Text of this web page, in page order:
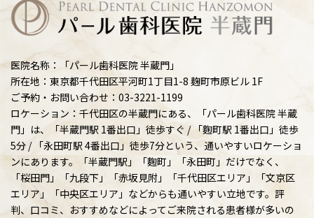
医院名称：「パール歯科医院 半蔵門」
所在地：東京都千代田区平河町1丁目1-8 麹町市原ビル 1F
ご予約・お問い合わせ：03-3221-1199
ロケーション：千代田区の半蔵門にある、「パール歯科医院 半蔵
門」は、「半蔵門駅 1番出口」徒歩すぐ / 「麴町駅 1番出口」徒歩
5分 / 「永田町駅 4番出口」徒歩7分という、通いやすいロケーショ
ンにあります。「半蔵門駅」「麴町」「永田町」だけでなく、
「桜田門」「九段下」「赤坂見附」「千代田区エリア」「文京区
エリア」「中央区エリア」などからも通いやすい立地です。評
判、口コミ、おすすめなどによってご来院される患者様が多いの